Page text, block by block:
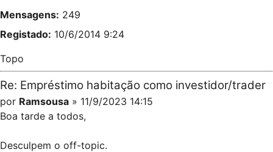
Mensagens: 249
Registado: 10/6/2014 9:24
Topo
Re: Empréstimo habitação como investidor/trader
por Ramsousa » 11/9/2023 14:15
Boa tarde a todos,
Desculpem o off-topic.